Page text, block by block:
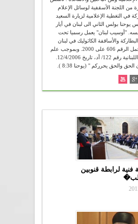
بمبادرة من اللجنة الأسقفية لوسائل الإعلام
في التغطية الإعلامية لزيارة السعيد
يوحنا بولس الثاني الى لبنان في أيار
"أوسيب لبنان" يعمل رسميا تحت
والأساقفة الكاثوليك في لبنان
بموجب وثيقة تحمل الرقم 606 على 2000. وبموجب علم
والحق يحرركم " (يوحنا 8:38 ).
فنية لرابطة قنوبين